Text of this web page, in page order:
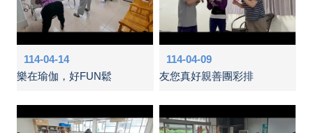
114-04-14
樂在瑜伽，好FUN鬆
114-04-09
友您真好親善團彩排